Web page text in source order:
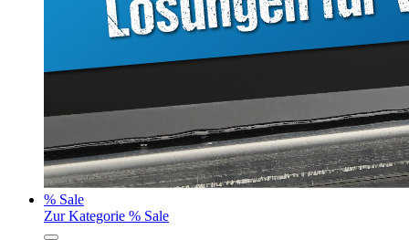
% Sale
Zur Kategorie % Sale